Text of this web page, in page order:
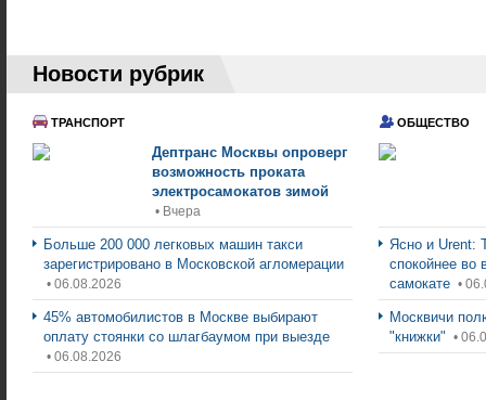
Новости рубрик
ТРАНСПОРТ
Дептранс Москвы опроверг
возможность проката
электросамокатов зимой
• Вчера
Больше 200 000 легковых машин такси
зарегистрировано в Московской агломерации
• 06.08.2026
45% автомобилистов в Москве выбирают
оплату стоянки со шлагбаумом при выезде
• 06.08.2026
ОБЩЕСТВО
Ясно и Urent:
спокойнее во
самокате •
Москвичи
"книжки" •